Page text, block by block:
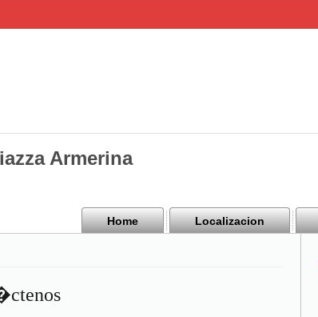
Armerina
Home Localizacion